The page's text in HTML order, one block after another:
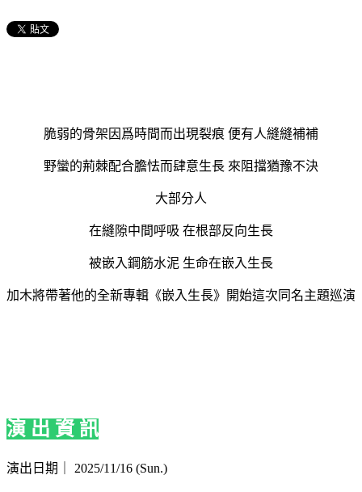
脆弱的骨架因爲時間而出現裂痕 便有人縫縫補補
野蠻的荊棘配合膽怯而肆意生長 來阻擋猶豫不決
大部分人
在縫隙中間呼吸 在根部反向生長
被嵌入鋼筋水泥 生命在嵌入生長
加木將帶著他的全新專輯《嵌入生長》開始這次同名主題巡演
演 出 資 訊
演出日期 2025/11/16 (Sun.)